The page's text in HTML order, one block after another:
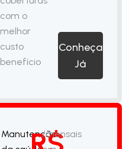
com o
melhor
custo
benefício
Conheça
Já
Manutenção/mensais